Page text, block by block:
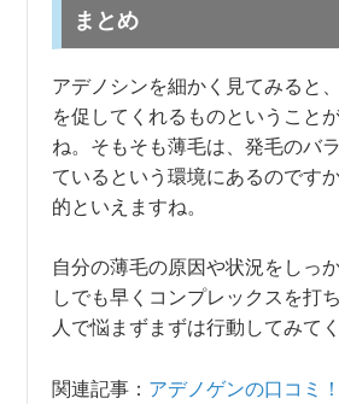
まとめ
アデノシンを細かく見てみると
を促してくれるものということ
ね。そもそも薄毛は、発毛のバ
ているという環境にあるのです
的といえますね。
自分の薄毛の原因や状況をしっ
しでも早くコンプレックスを打
人で悩まずまずは行動してみてく
関連記事： アデノゲンの口コミ